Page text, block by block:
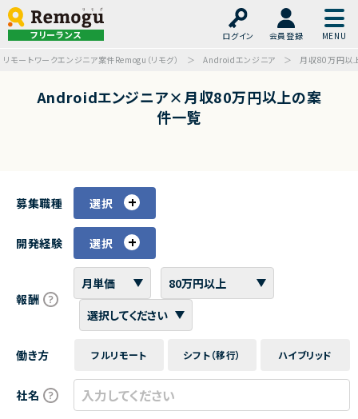
フリーランス ログイン
会員登録
リモートワークエンジニア案件Remogu（リモグ）
Androidエンジニア 月収80万円以
Androidエンジニア×月収80万円以上の案
件一覧
募集職種 選択
開発経験 選択
報酬
働き方 フルリモート シフト（移行） ハイブリッド
社名